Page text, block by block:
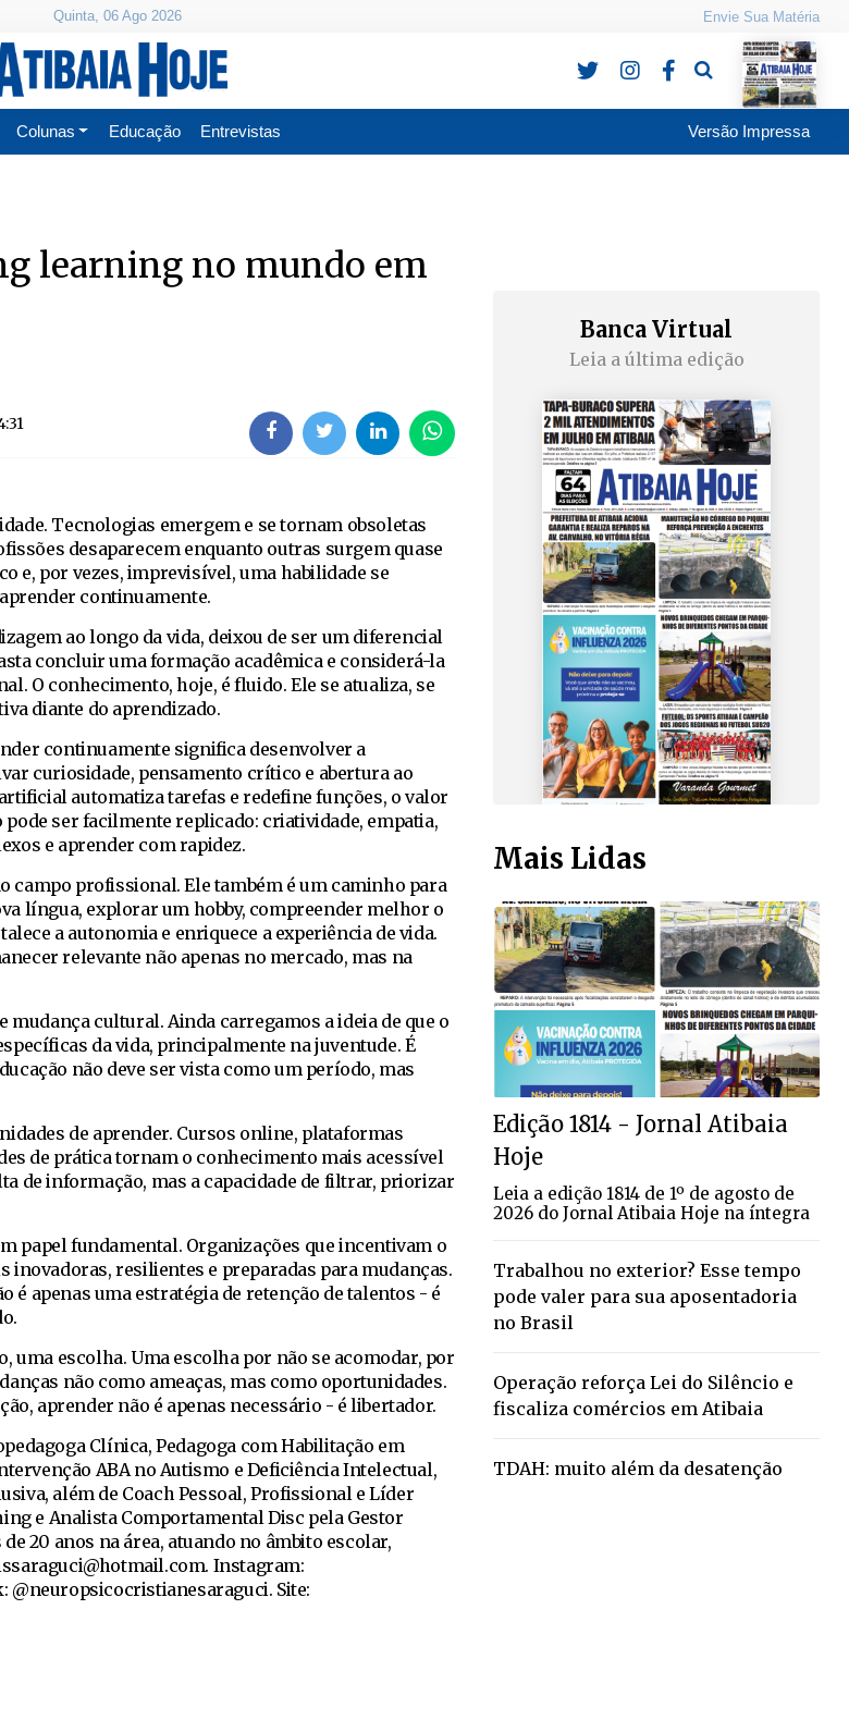
Quinta, 06 Ago 2026 Envie Sua Matéria
Pesquisa
Colunas Educação Entrevistas Versão Impressa
learning no mundo em
Tecnologias emergem e se tornam obsoletas
desaparecem enquanto outras surgem quase
e, por vezes, imprevisível, uma habilidade se
continuamente.
ao longo da vida, deixou de ser um diferencial
concluir uma formação acadêmica e considerá-la
O conhecimento, hoje, é fluido. Ele se atualiza, se
diante do aprendizado.
continuamente significa desenvolver a
curiosidade, pensamento crítico e abertura ao
automatiza tarefas e redefine funções, o valor
ser facilmente replicado: criatividade, empatia,
e aprender com rapidez.
campo profissional. Ele também é um caminho para
língua, explorar um hobby, compreender melhor o
a autonomia e enriquece a experiência de vida.
relevante não apenas no mercado, mas na
cultural. Ainda carregamos a ideia de que o
da vida, principalmente na juventude. É
não deve ser vista como um período, mas
de aprender. Cursos online, plataformas
de prática tornam o conhecimento mais acessível
de informação, mas a capacidade de filtrar, priorizar
papel fundamental. Organizações que incentivam o
resilientes e preparadas para mudanças.
apenas uma estratégia de retenção de talentos - é
uma escolha. Uma escolha por não se acomodar, por
não como ameaças, mas como oportunidades.
aprender não é apenas necessário - é libertador.
Clínica, Pedagoga com Habilitação em
ABA no Autismo e Deficiência Intelectual,
além de Coach Pessoal, Profissional e Líder
e Analista Comportamental Disc pela Gestor
20 anos na área, atuando no âmbito escolar,
. Instagram:
@neuropsicocristianesaraguci. Site:
Banca Virtual
Leia a última edição
Mais Lidas
Edição 1814 - Jornal Atibaia
Hoje
Leia a edição 1814 de 1º de agosto de
2026 do Jornal Atibaia Hoje na íntegra
Trabalhou no exterior? Esse tempo
pode valer para sua aposentadoria
no Brasil
Operação reforça Lei do Silêncio e
fiscaliza comércios em Atibaia
TDAH: muito além da desatenção